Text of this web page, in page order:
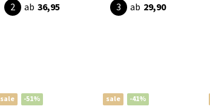
ab 36,95 ab 29,90
sale -51% sale -41%